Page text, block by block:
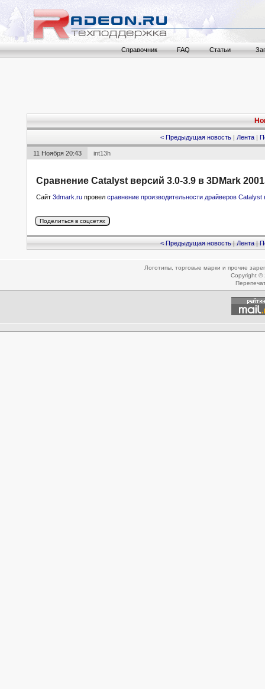
Справочник FAQ Статьи
< Предыдущая новость | Лента |
11 Ноября 20:43 int13h
Сравнение Catalyst версий 3.0-3.9 в 3DMark
Сайт 3dmark.ru провел сравнение производительности драйверов
< Предыдущая новость Лента|
Логотипы, торговые марки и прочие
Copyright ©